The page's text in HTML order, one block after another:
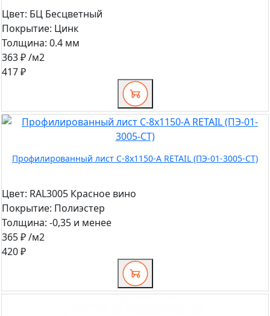
Цвет: БЦ Бесцветный
Покрытие: Цинк
Толщина: 0.4 мм
363 ₽/м2
417 ₽
Профилированный лист С-8x1150-A RETAIL (ПЭ-01-3005-СТ)
Цвет: RAL3005 Красное вино
Покрытие: Полиэстер
Толщина: -0,35 и менее
365 ₽/м2
420 ₽